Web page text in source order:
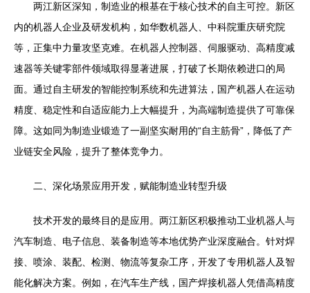
两江新区深知，制造业的根基在于核心技术的自主可控。新区
内的机器人企业及研发机构，如华数机器人、中科院重庆研究院
等，正集中力量攻坚克难。在机器人控制器、伺服驱动、高精度减
速器等关键零部件领域取得显著进展，打破了长期依赖进口的局
面。通过自主研发的智能控制系统和先进算法，国产机器人在运动
精度、稳定性和自适应能力上大幅提升，为高端制造提供了可靠保
障。这如同为制造业锻造了一副坚实耐用的“自主筋骨”，降低了产
业链安全风险，提升了整体竞争力。
二、深化场景应用开发，赋能制造业转型升级
技术开发的最终目的是应用。两江新区积极推动工业机器人与
汽车制造、电子信息、装备制造等本地优势产业深度融合。针对焊
接、喷涂、装配、检测、物流等复杂工序，开发了专用机器人及智
能化解决方案。例如，在汽车生产线，国产焊接机器人凭借高精度